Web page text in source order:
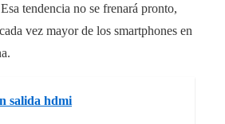
tendencia no se frenará pronto,
vez mayor de los smartphones en
salida hdmi